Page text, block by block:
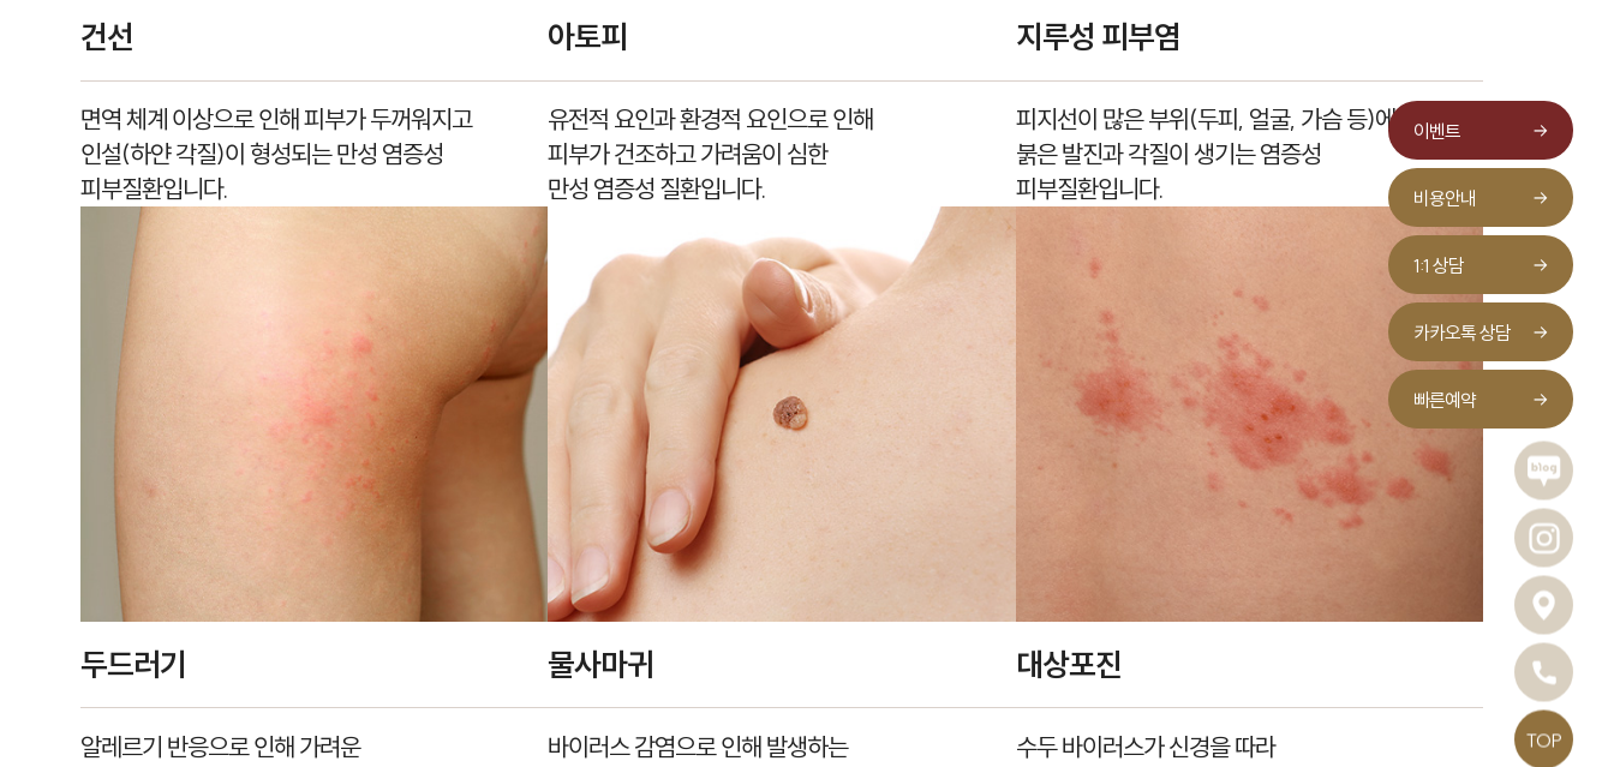
건선
면역 체계 이상으로 인해 피부가 두꺼워지고
인설(하얀 각질)이 형성되는 만성 염증성
피부질환입니다.
아토피
유전적 요인과 환경적 요인으로 인해
피부가 건조하고 가려움이 심한
만성 염증성 질환입니다.
지루성 피부염
피지선이 많은 부위(두피, 얼굴, 가슴 등)에
붉은 발진과 각질이 생기는 염증성
피부질환입니다.
두드러기
알레르기 반응으로 인해 가려운
물사마귀
바이러스 감염으로 인해 발생하는
대상포진
수두 바이러스가 신경을 따라
이벤트
비용안내
1:1 상담
카카오톡 상담
빠른예약
TOP